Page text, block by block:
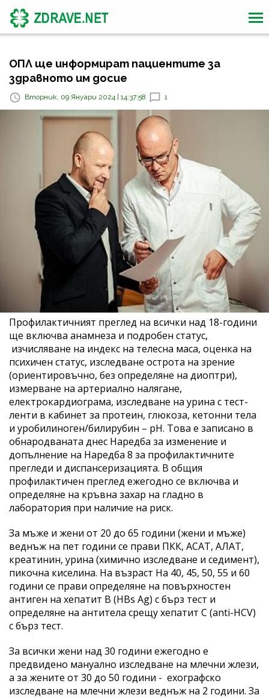
ОПЛ ще информират пациентите за
здравното им досие
Вторник, 09 Януари 2024 | 14:37:58 1
Профилактичният преглед на всички над 18-години
ще включва анамнеза и подробен статус,
изчисляване на индекс на телесна маса, оценка на
психичен статус, изследване острота на зрение
(ориентировъчно, без определяне на диоптри),
измерване на артериално налягане,
електрокардиограма, изследване на урина с тест-
ленти в кабинет за протеин, глюкоза, кетонни тела
и уробилиноген/билирубин – pH. Това е записано в
обнародваната днес Наредба за изменение и
допълнение на Наредба 8 за профилактичните
прегледи и диспансеризацията. В общия
профилактичен преглед ежегодно се включва и
определяне на кръвна захар на гладно в
лаборатория при наличие на риск.
За мъже и жени от 20 до 65 години (жени и мъже)
веднъж на пет години се прави ПКК, АСАТ, АЛАТ,
креатинин, урина (химично изследване и седимент),
пикочна киселина. На възраст На 40, 45, 50, 55 и 60
години се прави определяне на повърхностен
антиген на хепатит В (НВs Аg) с бърз тест и
определяне на антитела срещу хепатит C (anti-HCV)
с бърз тест.
За всички жени над 30 години ежегодно е
предвидено мануално изследване на млечни жлези,
а за жените от 30 до 50 години - ехографско
изследване на млечни жлези веднъж на 2 години. За